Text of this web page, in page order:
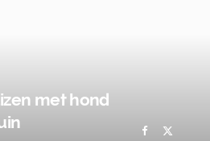
met hond